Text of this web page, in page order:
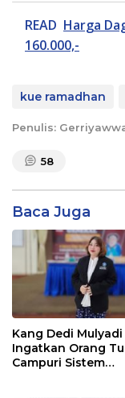
READ Harga
160.000,-
kue ramadhan
Penulis:
58
Baca Juga
Kang Dedi Mulyadi
Ingatkan Orang
Campuri Sistem